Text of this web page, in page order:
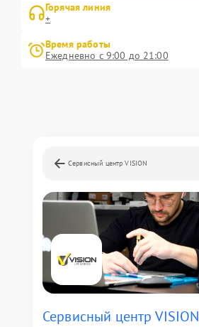
Горячая линия
+
Время работы
Ежедневно с 9:00 до 21:00
Сервисный центр VISION
Сервисный центр VISION